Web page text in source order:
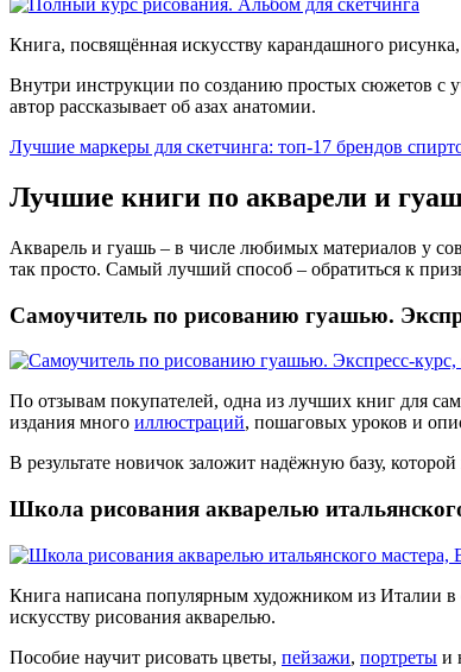
Книга, посвящённая искусству карандашного
Внутри инструкции по созданию простых сюжетов с
автор рассказывает об азах анатомии.
Лучшие маркеры для скетчинга: топ-17 брендов
Лучшие книги по акварели и
Акварель и гуашь – в числе любимых материалов у
так просто. Самый лучший способ – обратиться к
Самоучитель по рисованию гуашью.
По отзывам покупателей, одна из лучших книг для
издания много иллюстраций, пошаговых уроков и
В результате новичок заложит надёжную базу,
Школа рисования акварелью
Книга написана популярным художником из Италии в
искусству рисования акварелью.
Пособие научит рисовать цветы, пейзажи, портреты и